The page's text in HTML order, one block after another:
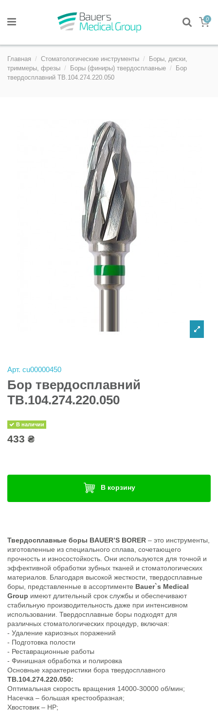
0
Главная Стоматологические инструменты
Боры, диски,
триммеры, фрезы
Боры (финиры) твердосплавные
Бор
твердосплавний TB.104.274.220.050
Арт. cu00000450
Бор твердосплавний
TB.104.274.220.050
В наличии
433 ₴
В корзину
Твердосплавные боры BAUER’S BORER – это инструменты,
изготовленные из специального сплава, сочетающего
прочность и износостойкость. Они используются для точной и
эффективной обработки зубных тканей и стоматологических
материалов. Благодаря высокой жесткости, твердосплавные
боры, представленные в ассортименте Bauer`s Medical
Group имеют длительный срок службы и обеспечивают
стабильную производительность даже при интенсивном
использовании. Твердосплавные боры подходят для
различных стоматологических процедур, включая:
- Удаление кариозных поражений
- Подготовка полости
- Реставрационные работы
- Финишная обработка и полировка
Основные характеристики бора твердосплавного
TB.104.274.220.050:
Оптимальная скорость вращения 14000-30000 об/мин;
Насечка – большая крестообразная;
Хвостовик – HP;